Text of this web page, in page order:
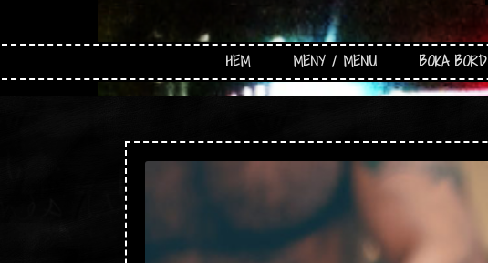
HEM MENY / MENU BOKA BORD